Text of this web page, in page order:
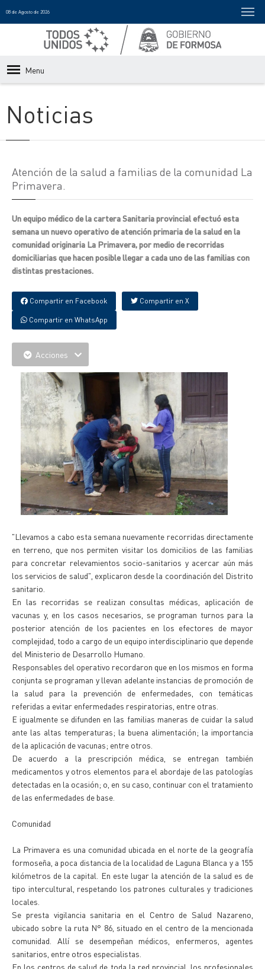
08 de Agosto de 2026
Menu
Noticias
Atención de la salud a familias de la comunidad La
Primavera.
Un equipo médico de la cartera Sanitaria provincial efectuó esta
semana un nuevo operativo de atención primaria de la salud en la
comunidad originaria La Primavera, por medio de recorridas
domiciliarias que hacen posible llegar a cada uno de las familias con
distintas prestaciones.
Compartir en Facebook Compartir en X
Compartir en WhatsApp
Acciones
"Llevamos a cabo esta semana nuevamente recorridas directamente
en terreno, que nos permiten visitar los domicilios de las familias
para concretar relevamientos socio-sanitarios y acercar aún más
los servicios de salud", explicaron desde la coordinación del Distrito
sanitario.
En las recorridas se realizan consultas médicas, aplicación de
vacunas y, en los casos necesarios, se programan turnos para la
posterior atención de los pacientes en los efectores de mayor
complejidad, todo a cargo de un equipo interdisciplinario que depende
del Ministerio de Desarrollo Humano.
Responsables del operativo recordaron que en los mismos en forma
conjunta se programan y llevan adelante instancias de promoción de
la salud para la prevención de enfermedades, con temáticas
referidas a evitar enfermedades respiratorias, entre otras.
E igualmente se difunden en las familias maneras de cuidar la salud
ante las altas temperaturas; la buena alimentación; la importancia
de la aplicación de vacunas; entre otros.
De acuerdo a la prescripción médica, se entregan también
medicamentos y otros elementos para el abordaje de las patologías
detectadas en la ocasión; o, en su caso, continuar con el tratamiento
de las enfermedades de base.
Comunidad
La Primavera es una comunidad ubicada en el norte de la geografía
formoseña, a poca distancia de la localidad de Laguna Blanca y a 155
kilómetros de la capital. En este lugar la atención de la salud es de
tipo intercultural, respetando los patrones culturales y tradiciones
locales.
Se presta vigilancia sanitaria en el Centro de Salud Nazareno,
ubicado sobre la ruta N° 86, situado en el centro de la mencionada
comunidad. Allí se desempeñan médicos, enfermeros, agentes
sanitarios, entre otros especialistas.
En los centros de salud de toda la red provincial, los profesionales